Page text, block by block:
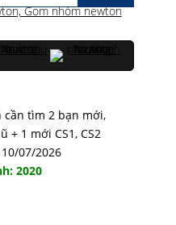
cần tìm 2 bạn mới,
+ 1 mới CS1, CS2
07/2026
2020